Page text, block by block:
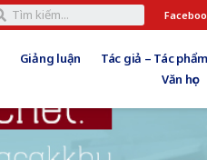
Giảng luận Tác giả – Tác phẩm
Văn học